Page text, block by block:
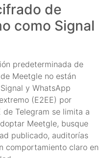
de
como Signal
predeterminada de
Meetgle no están
y WhatsApp
(E2EE) por
Telegram se limita a
Meetgle, busque
publicado, auditorías
comportamiento claro en